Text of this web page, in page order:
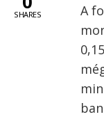
A
SHARES